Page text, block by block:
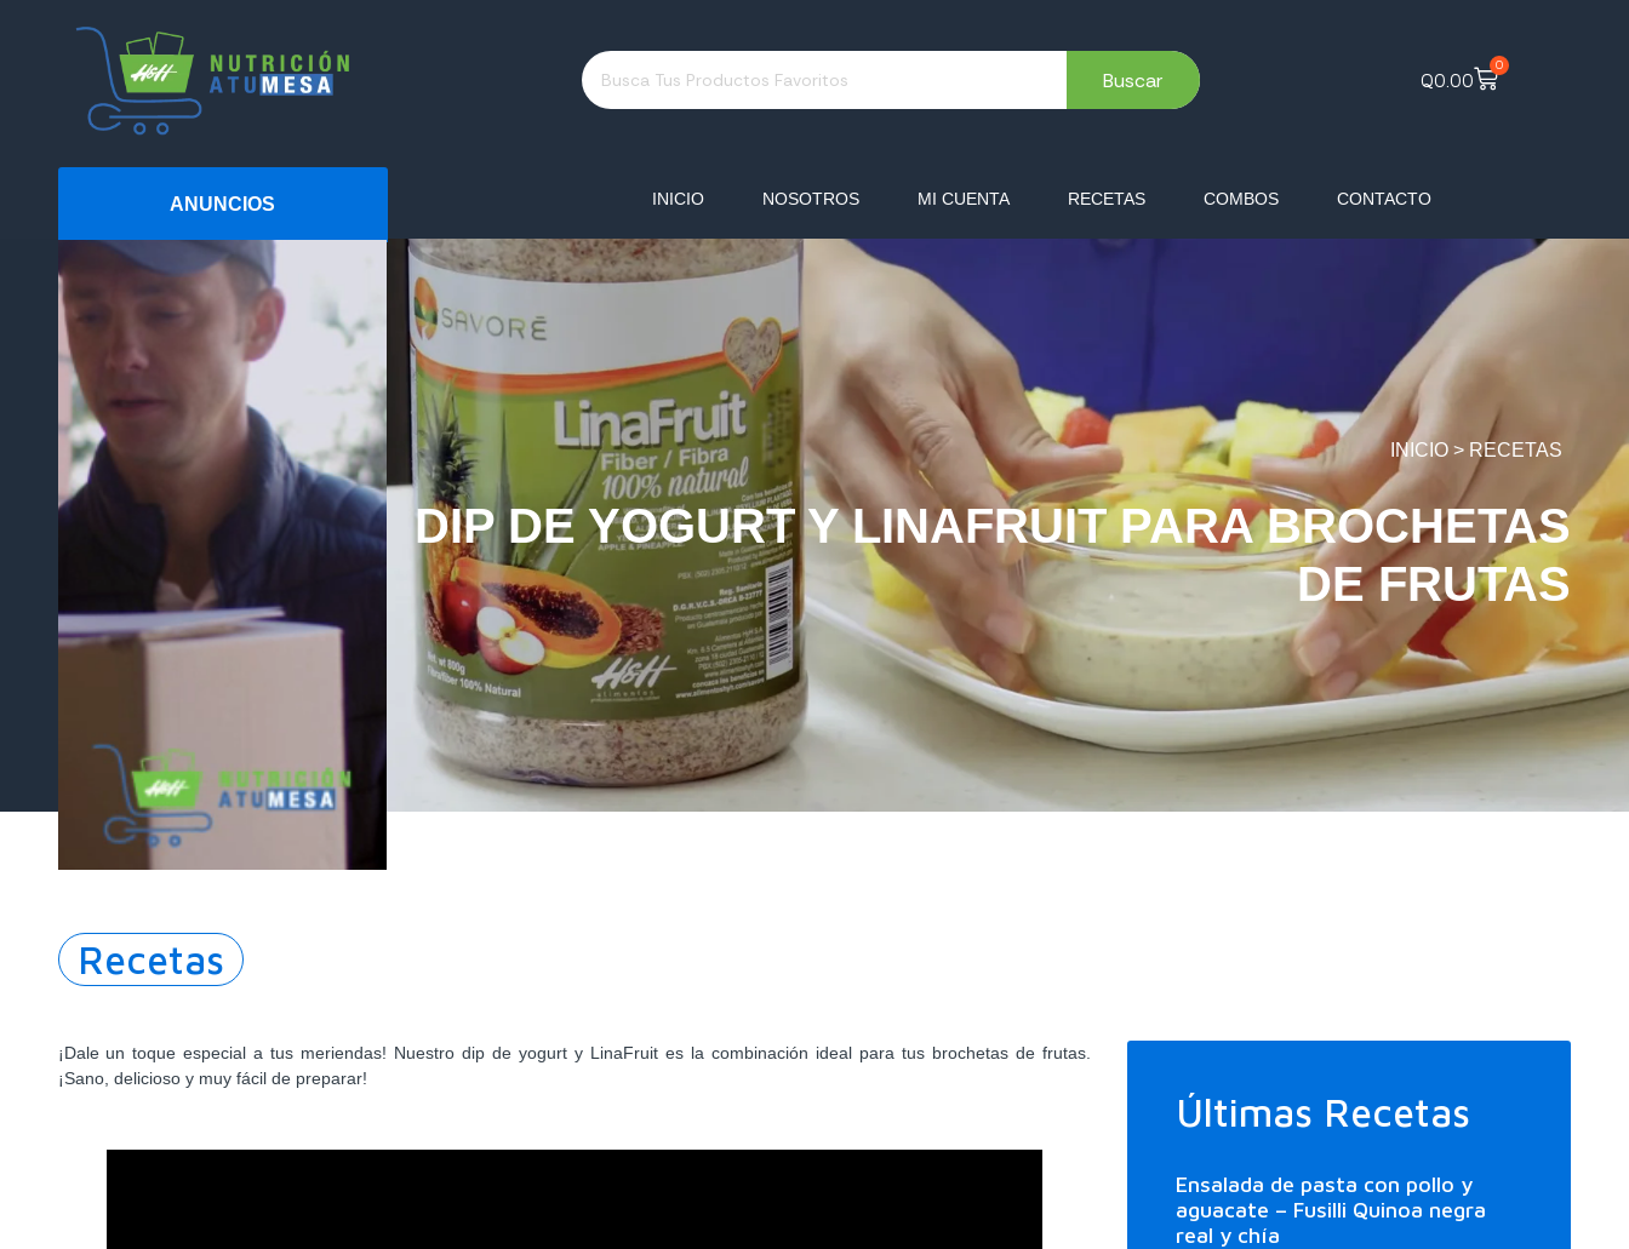
Buscar Q0.00
0
INICIO NOSOTROS MI CUENTA RECETAS COMBOS CONTACTO
ANUNCIOS
INICIO > RECETAS
DIP DE YOGURT Y LINAFRUIT PARA BROCHETAS
DE FRUTAS
Recetas
¡Dale un toque especial a tus meriendas! Nuestro dip de yogurt y LinaFruit es la combinación ideal para tus brochetas de frutas.
¡Sano, delicioso y muy fácil de preparar!
Últimas Recetas
Ensalada de pasta con pollo y
aguacate – Fusilli Quinoa negra
real y chía